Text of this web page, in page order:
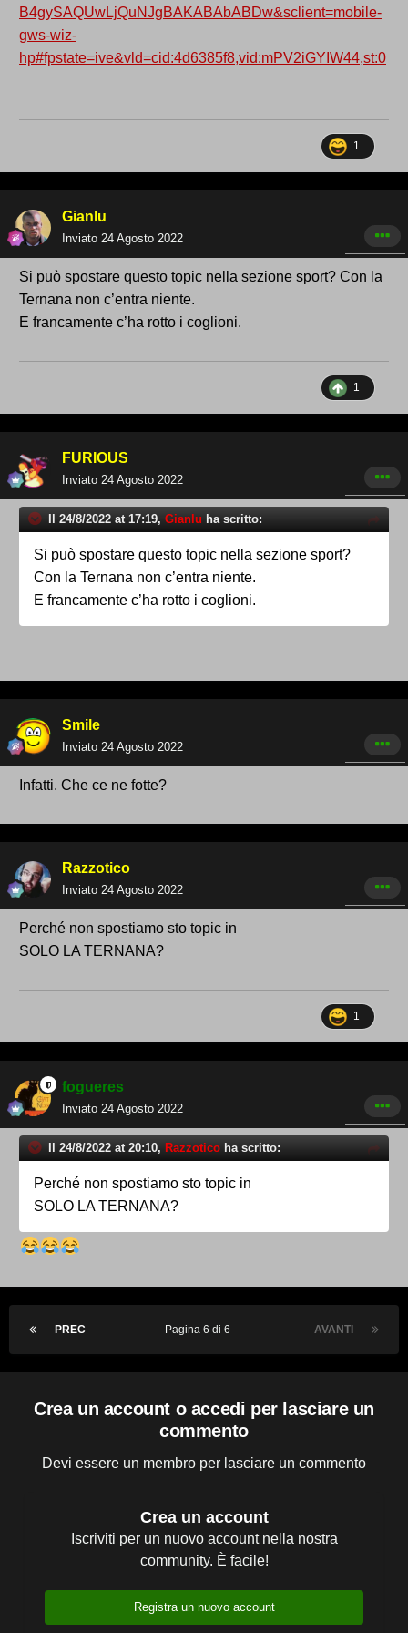
B4gySAQUwLjQuNJgBAKABAbABDw&sclient=mobile-
gws-wiz-
hp#fpstate=ive&vld=cid:4d6385f8,vid:mPV2iGYIW44,st:0
1
Gianlu
Inviato 24 Agosto 2022
Si può spostare questo topic nella sezione sport? Con la
Ternana non c’entra niente.
E francamente c’ha rotto i coglioni.
1
FURIOUS
Inviato 24 Agosto 2022
Il 24/8/2022 at 17:19, Gianlu ha scritto:
Si può spostare questo topic nella sezione sport?
Con la Ternana non c’entra niente.
E francamente c’ha rotto i coglioni.
Smile
Inviato 24 Agosto 2022
Infatti. Che ce ne fotte?
Razzotico
Inviato 24 Agosto 2022
Perché non spostiamo sto topic in
SOLO LA TERNANA?
1
fogueres
Inviato 24 Agosto 2022
Il 24/8/2022 at 20:10, Razzotico ha scritto:
Perché non spostiamo sto topic in
SOLO LA TERNANA?
PREC AVANTI
Pagina 6 di 6
Crea un account o accedi per lasciare un
commento
Devi essere un membro per lasciare un commento
Crea un account
Iscriviti per un nuovo account nella nostra
community. È facile!
Registra un nuovo account